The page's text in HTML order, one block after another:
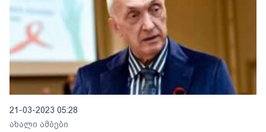
21-03-2023 05:28
ახალი ამბები